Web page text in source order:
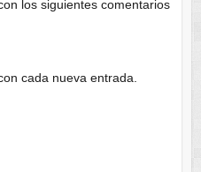
los siguientes comentarios
cada nueva entrada.